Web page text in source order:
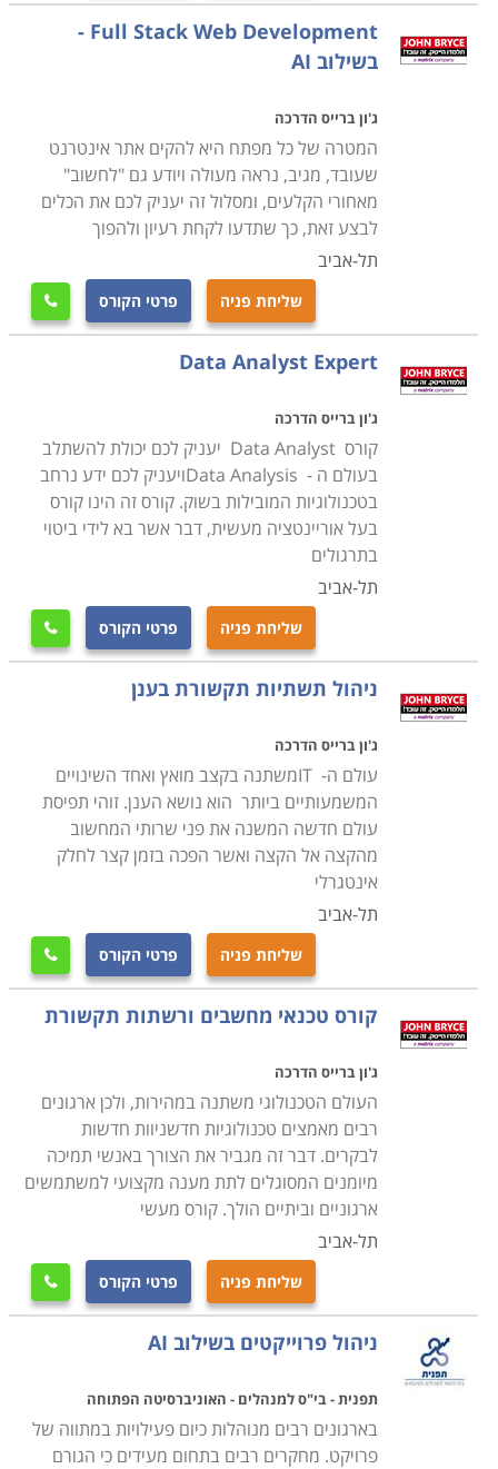
Full Stack Web Development -
בשילוב AI
ג'ון ברייס הדרכה
המטרה של כל מפתח היא להקים אתר אינטרנט
שעובד, מגיב, נראה מעולה ויודע גם "לחשוב"
מאחורי הקלעים, ומסלול זה יעניק לכם את הכלים
לבצע זאת, כך שתדעו לקחת רעיון ולהפוך
תל-אביב
שליחת פניה פרטי הקורס 
Data Analyst Expert
ג'ון ברייס הדרכה
קורס Data Analyst יעניק לכם יכולת להשתלב
בעולם ה - Data Analysisויעניק לכם ידע נרחב
בטכנולוגיות המובילות בשוק. קורס זה הינו קורס
בעל אוריינטציה מעשית, דבר אשר בא לידי ביטוי
בתרגולים
תל-אביב
שליחת פניה פרטי הקורס 
ניהול תשתיות תקשורת בענן
ג'ון ברייס הדרכה
עולם ה- ITמשתנה בקצב מואץ ואחד השינויים
המשמעותיים ביותר הוא נושא הענן. זוהי תפיסת
עולם חדשה המשנה את פני שרותי המחשוב
מהקצה אל הקצה ואשר הפכה בזמן קצר לחלק
אינטגרלי
תל-אביב
שליחת פניה פרטי הקורס 
קורס טכנאי מחשבים ורשתות תקשורת
ג'ון ברייס הדרכה
העולם הטכנולוגי משתנה במהירות, ולכן ארגונים
רבים מאמצים טכנולוגיות חדשניוות חדשות
לבקרים. דבר זה מגביר את הצורך באנשי תמיכה
מיומנים המסוגלים לתת מענה מקצועי למשתמשים
ארגוניים וביתיים הולך. קורס מעשי
תל-אביב
שליחת פניה פרטי הקורס 
ניהול פרוייקטים בשילוב AI
תפנית - בי"ס למנהלים - האוניברסיטה הפתוחה
בארגונים רבים מנוהלות כיום פעילויות במתווה של
פרויקט. מחקרים רבים בתחום מעידים כי הגורם